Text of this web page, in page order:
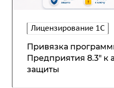
Лицензирование 1С
Привязка
Предприятия 8.3" к
защиты